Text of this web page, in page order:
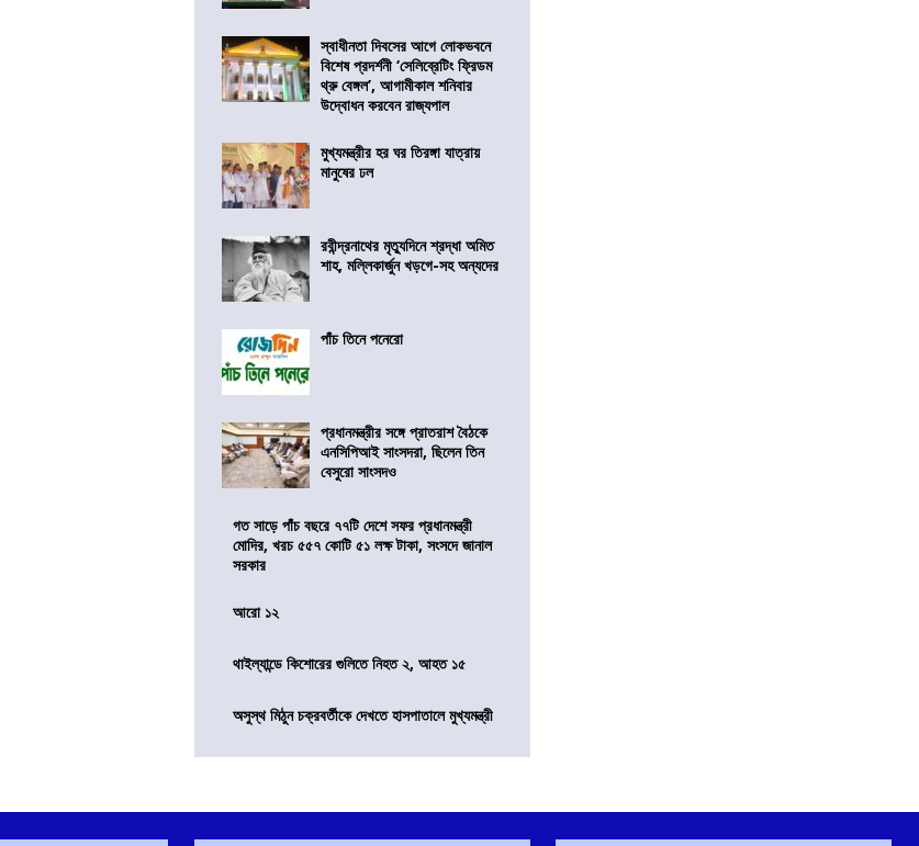
স্বাধীনতা দিবসের আগে লোকভবনে
বিশেষ প্রদর্শনী ‘সেলিব্রেটিং ফ্রিডম
থ্রু বেঙ্গল’, আগামীকাল শনিবার
উদ্বোধন করবেন রাজ্যপাল
মুখ্যমন্ত্রীর হর ঘর তিরঙ্গা যাত্রায়
মানুষের ঢল
রবীন্দ্রনাথের মৃত্যুদিনে শ্রদ্ধা অমিত
শাহ, মল্লিকার্জুন খড়গে-সহ অন্যদের
পাঁচ তিনে পনেরো
প্রধানমন্ত্রীর সঙ্গে প্রাতরাশ বৈঠকে
এনসিপিআই সাংসদরা, ছিলেন তিন
বেসুরো সাংসদও
গত সাড়ে পাঁচ বছরে ৭৭টি দেশে সফর প্রধানমন্ত্রী
মোদির, খরচ ৫৫৭ কোটি ৫১ লক্ষ টাকা, সংসদে জানাল
সরকার
আরো ১২
থাইল্যান্ডে কিশোরের গুলিতে নিহত ২, আহত ১৫
অসুস্থ মিঠুন চক্রবর্তীকে দেখতে হাসপাতালে মুখ্যমন্ত্রী